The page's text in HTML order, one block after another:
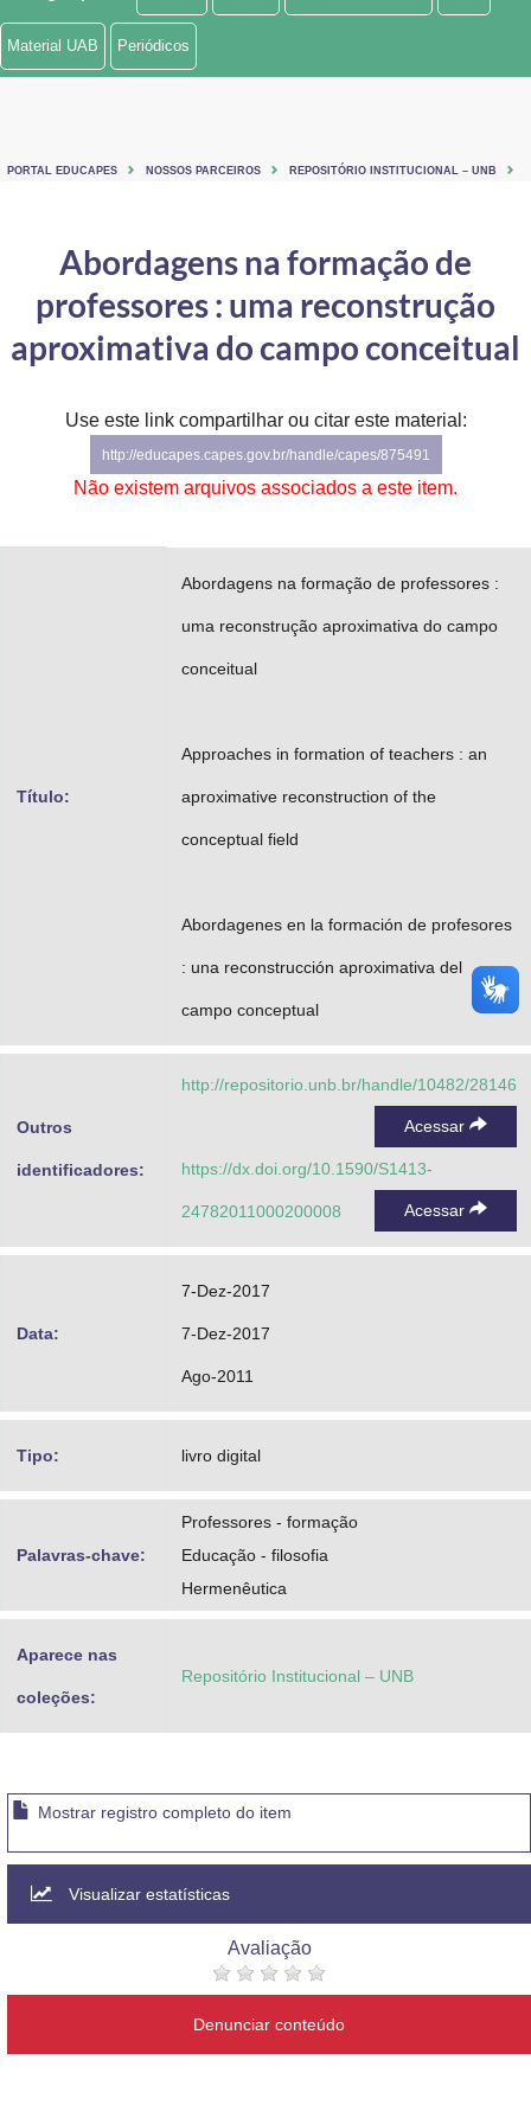
Ministério de Minas e Energia
Controladoria-Geral da União
Ministério da Mulher, da Família e dos Direitos Humanos
Secretaria de Governo
Gabinete de Segurança Institucional
Material UAB Periódicos
PORTAL EDUCAPES NOSSOS PARCEIROS REPOSITÓRIO INSTITUCIONAL – UNB
Abordagens na formação de
professores : uma reconstrução
aproximativa do campo conceitual
Use este link compartilhar ou citar este material:
http://educapes.capes.gov.br/handle/capes/875491
Não existem arquivos associados a este item.
Título:
Abordagens na formação de professores :
uma reconstrução aproximativa do campo
conceitual
Approaches in formation of teachers : an
aproximative reconstruction of the
conceptual field
Abordagenes en la formación de profesores
: una reconstrucción aproximativa del
campo conceptual
Outros
identificadores:
http://repositorio.unb.br/handle/10482/28146
Acessar
https://dx.doi.org/10.1590/S1413-
24782011000200008 Acessar
Data:
7-Dez-2017
7-Dez-2017
Ago-2011
Tipo: livro digital
Palavras-chave:
Professores - formação
Educação - filosofia
Hermenêutica
Aparece nas
coleções:
Repositório Institucional – UNB
Mostrar registro completo do item
Visualizar estatísticas
Avaliação
Denunciar conteúdo